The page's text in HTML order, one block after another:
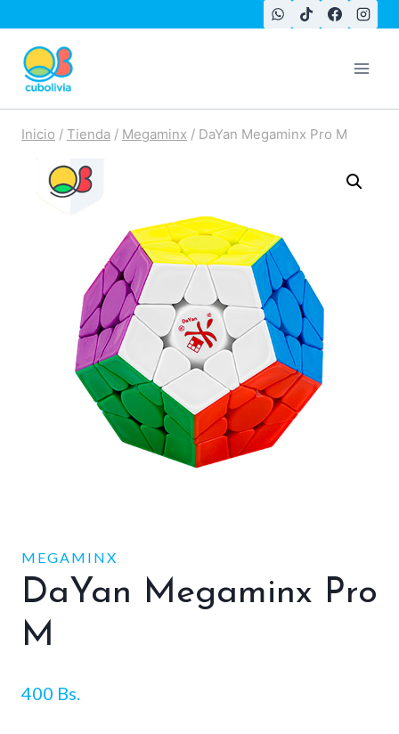
contenido
Inicio / Tienda / Megaminx / DaYan Megaminx Pro M
MEGAMINX
DaYan Megaminx Pro
M
400 Bs.